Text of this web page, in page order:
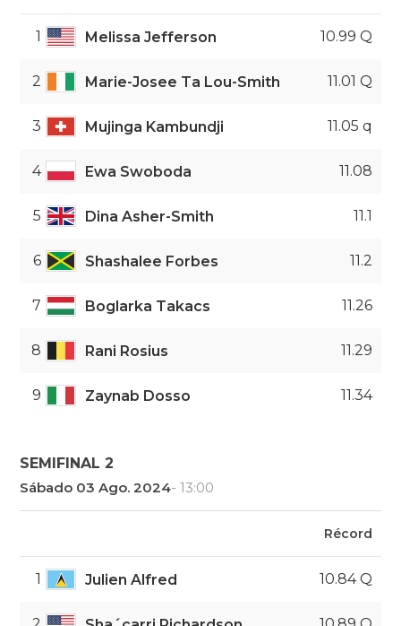
1 Melissa Jefferson 10.99 Q
2 Marie-Josee Ta Lou-Smith 11.01 Q
3 Mujinga Kambundji 11.05 q
4 Ewa Swoboda 11.08
5 Dina Asher-Smith 11.1
6 Shashalee Forbes 11.2
7 Boglarka Takacs 11.26
8 Rani Rosius 11.29
9 Zaynab Dosso 11.34
SEMIFINAL 2
Sábado 03 Ago. 2024- 13:00
Récord
1 Julien Alfred 10.84 Q